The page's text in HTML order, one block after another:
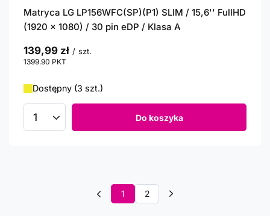
Matryca LG LP156WFC(SP)(P1) SLIM / 15,6'' FullHD
(1920 x 1080) / 30 pin eDP / Klasa A
139,99 zł / szt.
1399.90 PKT
Dostępny (3 szt.)
Ilość produktów Do koszyka
1 2